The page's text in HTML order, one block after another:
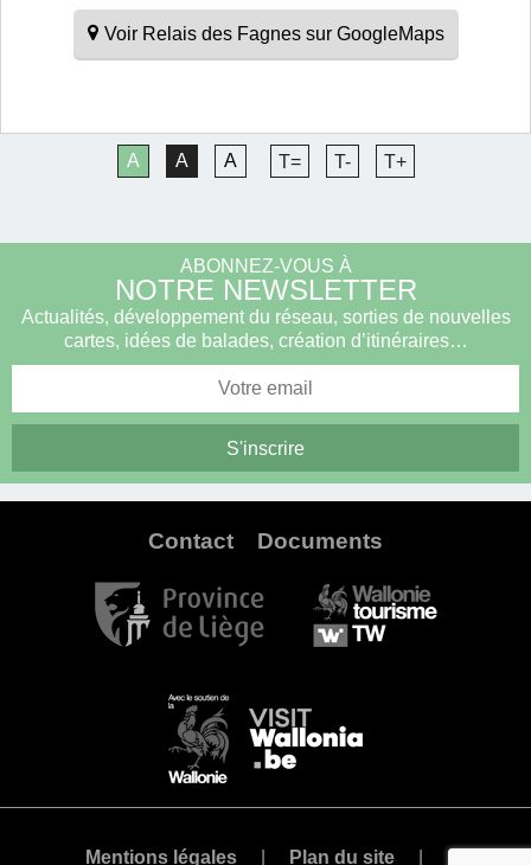
Voir Relais des Fagnes sur GoogleMaps
A A A T= T- T+
ABONNEZ-VOUS À
NOTRE NEWSLETTER
Actualités, développement du réseau, sorties de nouvelles
cartes, idées de balades, création d’itinéraires…
Contact Documents
Mentions légales Plan du site